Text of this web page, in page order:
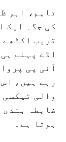
تاہم، ابو
کی جگہ ایک
قریب اکٹھے
اڈے پہلے
آئی پی
رہے ہیں،
والی ٹیکسی
ضابطہ بندی
ہوتا ہے۔